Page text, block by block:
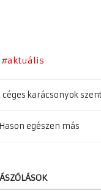
aktuális
céges karácsonyok
Hason egészen más